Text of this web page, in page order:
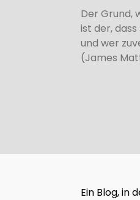
Der Grund,
ist der,
und wer
(James
Ein Blog, in